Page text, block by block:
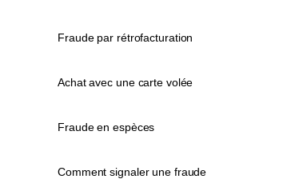
Fraude par rétrofacturation
Achat avec une carte volée
Fraude en espèces
Comment signaler une fraude